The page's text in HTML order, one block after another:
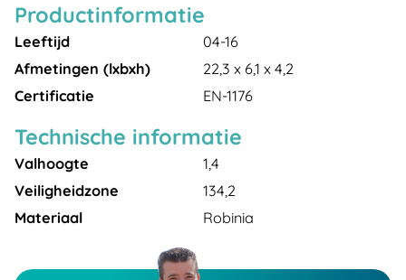
Productinformatie
Leeftijd
04-16
Afmetingen (lxbxh)
22,3 x 6,1 x 4,2
Certificatie
EN-1176
Technische informatie
Valhoogte
1,4
Veiligheidzone
134,2
Materiaal
Robinia